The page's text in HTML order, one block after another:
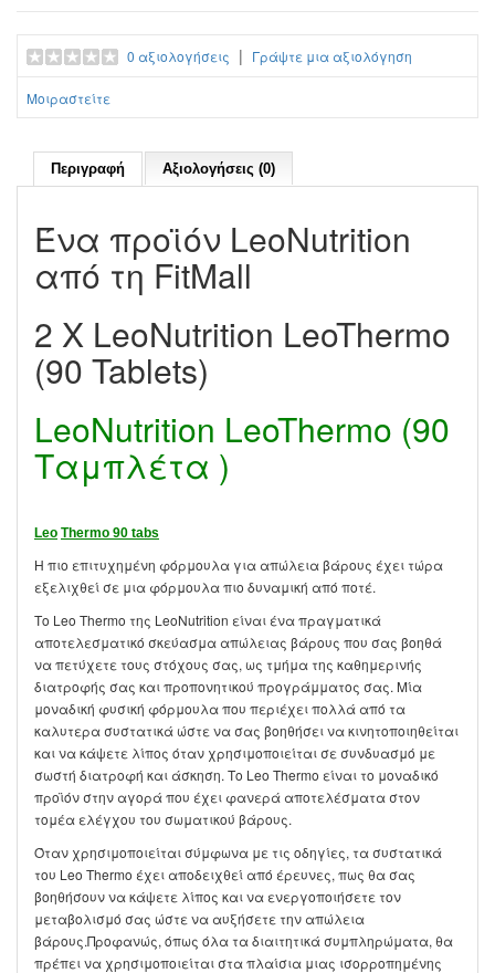
0 αξιολογήσεις | Γράψτε μια αξιολόγηση
Μοιραστείτε
Περιγραφή Αξιολογήσεις (0)
Ένα προϊόν LeoNutrition
από τη FitMall
2 X LeoNutrition LeoThermo
(90 Tablets)
LeoNutrition LeoThermo (90
Ταμπλέτα )
Leo Thermo 90 tabs
Η πιο επιτυχημένη φόρμουλα για απώλεια βάρους έχει τώρα
εξελιχθεί σε μια φόρμουλα πιο δυναμική από ποτέ.
Το Leo Thermo της LeoNutrition είναι ένα πραγματικά
αποτελεσματικό σκεύασμα απώλειας βάρους που σας βοηθά
να πετύχετε τους στόχους σας, ως τμήμα της καθημερινής
διατροφής σας και προπονητικού προγράμματος σας. Μία
μοναδική φυσική φόρμουλα που περιέχει πολλά από τα
καλυτερα συστατικά ώστε να σας βοηθήσει να κινητοποιηθείται
και να κάψετε λίπος όταν χρησιμοποιείται σε συνδυασμό με
σωστή διατροφή και άσκηση. Το Leo Thermo είναι το μοναδικό
προϊόν στην αγορά που έχει φανερά αποτελέσματα στον
τομέα ελέγχου του σωματικού βάρους.
Όταν χρησιμοποιείται σύμφωνα με τις οδηγίες, τα συστατικά
του Leo Thermo έχει αποδειχθεί από έρευνες, πως θα σας
βοηθήσουν να κάψετε λίπος και να ενεργοποιήσετε τον
μεταβολισμό σας ώστε να αυξήσετε την απώλεια
βάρους.Προφανώς, όπως όλα τα διαιτητικά συμπληρώματα, θα
πρέπει να χρησιμοποιείται στα πλαίσια μιας ισορροπημένης